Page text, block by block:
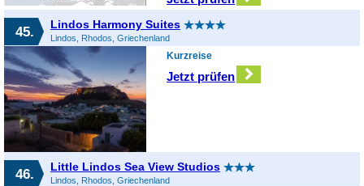
45. Lindos Harmony Suites
Lindos, Rhodos, Griechenland
Kurzreise
Jetzt prüfen
46. Little Lindos Sea View Studios
Lindos, Rhodos, Griechenland